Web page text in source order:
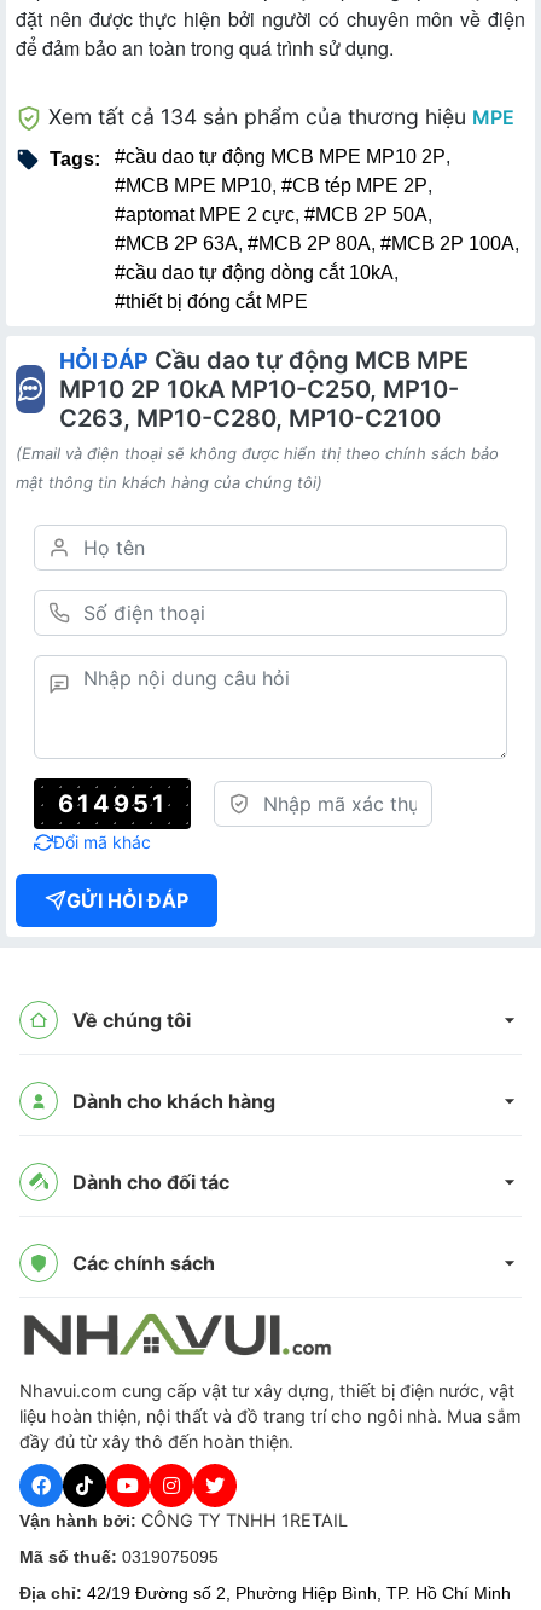
đặt nên được thực hiện bởi người có chuyên môn về điện
để đảm bảo an toàn trong quá trình sử dụng.
Xem tất cả 134 sản phẩm của thương hiệu MPE
Tags: #cầu dao tự động MCB MPE MP10 2P,
#MCB MPE MP10, #CB tép MPE 2P,
#aptomat MPE 2 cực, #MCB 2P 50A,
#MCB 2P 63A, #MCB 2P 80A, #MCB 2P 100A,
#cầu dao tự động dòng cắt 10kA,
#thiết bị đóng cắt MPE
HỎI ĐÁP Cầu dao tự động MCB MPE
MP10 2P 10kA MP10-C250, MP10-
C263, MP10-C280, MP10-C2100
(Email và điện thoại sẽ không được hiển thị theo chính sách bảo
mật thông tin khách hàng của chúng tôi)
614951
Đổi mã khác
GỬI HỎI ĐÁP
Về chúng tôi
Dành cho khách hàng
Dành cho đối tác
Các chính sách
Nhavui.com cung cấp vật tư xây dựng, thiết bị điện nước, vật
liệu hoàn thiện, nội thất và đồ trang trí cho ngôi nhà. Mua sắm
đầy đủ từ xây thô đến hoàn thiện.
Vận hành bởi: CÔNG TY TNHH 1RETAIL
Mã số thuế: 0319075095
Địa chỉ: 42/19 Đường số 2, Phường Hiệp Bình, TP. Hồ Chí Minh